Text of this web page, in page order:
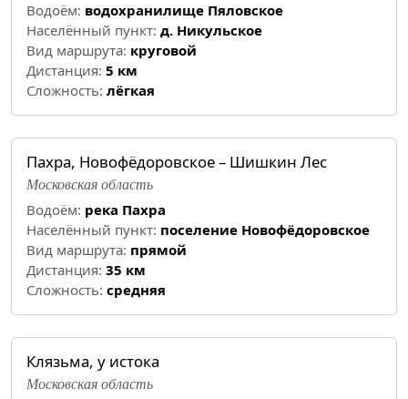
Водоём: водохранилище Пяловское
Населённый пункт: д. Никульское
Вид маршрута: круговой
Дистанция: 5 км
Cложность: лёгкая
Пахра, Новофёдоровское – Шишкин Лес
Московская область
Водоём: река Пахра
Населённый пункт: поселение Новофёдоровское
Вид маршрута: прямой
Дистанция: 35 км
Cложность: средняя
Клязьма, у истока
Московская область